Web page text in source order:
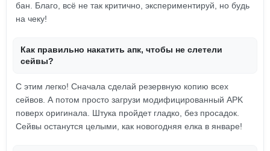
бан. Благо, всё не так критично, экспериментируй, но будь
на чеку!
Как правильно накатить апк, чтобы не слетели
сейвы?
С этим легко! Сначала сделай резервную копию всех
сейвов. А потом просто загрузи модифицированный APK
поверх оригинала. Штука пройдет гладко, без просадок.
Сейвы останутся целыми, как новогодняя елка в январе!